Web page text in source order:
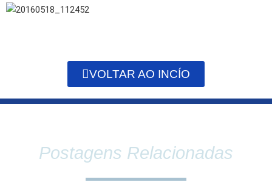
VOLTAR AO INCÍO
Postagens Relacionadas